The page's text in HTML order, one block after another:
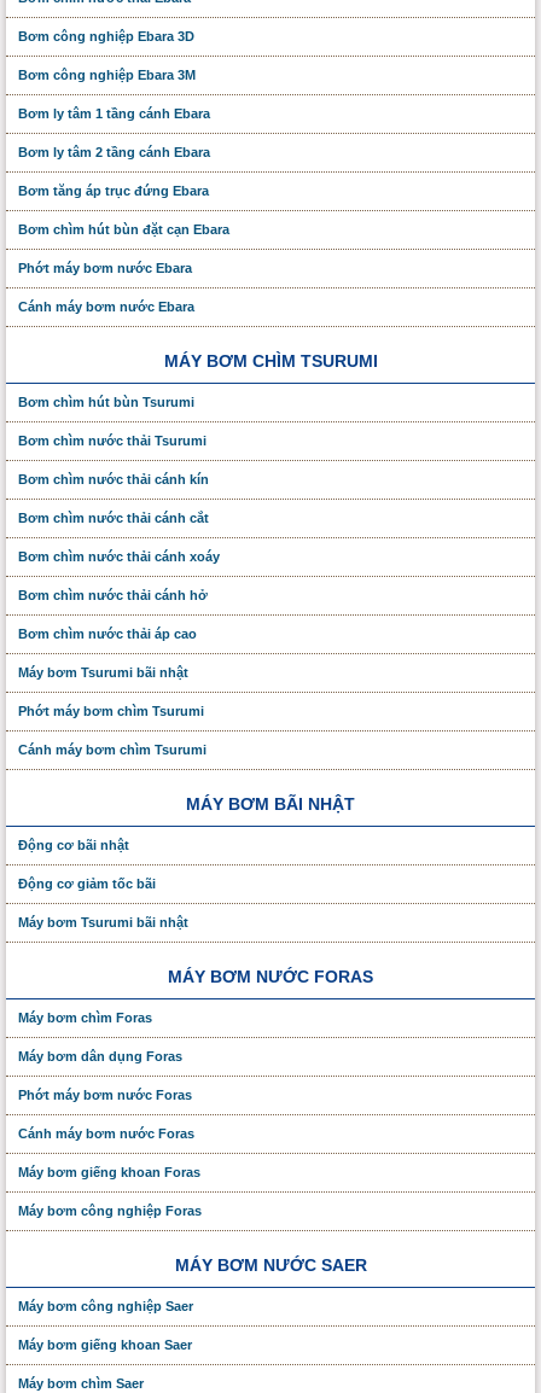
Bơm công nghiệp Ebara 3D
Bơm công nghiệp Ebara 3M
Bơm ly tâm 1 tầng cánh Ebara
Bơm ly tâm 2 tầng cánh Ebara
Bơm tăng áp trục đứng Ebara
Bơm chìm hút bùn đặt cạn Ebara
Phớt máy bơm nước Ebara
Cánh máy bơm nước Ebara
MÁY BƠM CHÌM TSURUMI
Bơm chìm hút bùn Tsurumi
Bơm chìm nước thải Tsurumi
Bơm chìm nước thải cánh kín
Bơm chìm nước thải cánh cắt
Bơm chìm nước thải cánh xoáy
Bơm chìm nước thải cánh hở
Bơm chìm nước thải áp cao
Máy bơm Tsurumi bãi nhật
Phớt máy bơm chìm Tsurumi
Cánh máy bơm chìm Tsurumi
MÁY BƠM BÃI NHẬT
Động cơ bãi nhật
Động cơ giảm tốc bãi
Máy bơm Tsurumi bãi nhật
MÁY BƠM NƯỚC FORAS
Máy bơm chìm Foras
Máy bơm dân dụng Foras
Phớt máy bơm nước Foras
Cánh máy bơm nước Foras
Máy bơm giếng khoan Foras
Máy bơm công nghiệp Foras
MÁY BƠM NƯỚC SAER
Máy bơm công nghiệp Saer
Máy bơm giếng khoan Saer
Máy bơm chìm Saer